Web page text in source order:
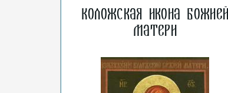
Коложская икона
Матери